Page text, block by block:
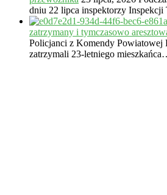
dniu 22 lipca inspektorzy
zatrzymany i tymczasowo
Policjanci z Komendy Powiatowej
zatrzymali 23-letniego